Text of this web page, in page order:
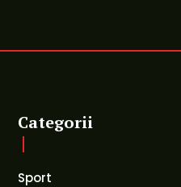
Categorii
Sport